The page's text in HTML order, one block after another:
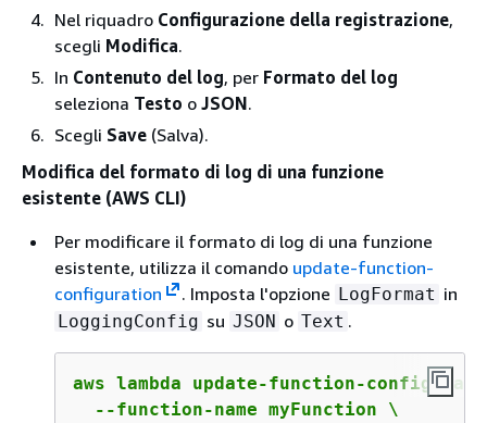
Nel riquadro Configurazione della registrazione,
scegli Modifica.
In Contenuto del log, per Formato del log
seleziona Testo o JSON.
Scegli Save (Salva).
Modifica del formato di log di una funzione
esistente (AWS CLI)
Per modificare il formato di log di una funzione
esistente, utilizza il comando update-function-
configuration
. Imposta l'opzione LogFormat in
LoggingConfig su JSON o Text .
aws lambda update-function-
  --function-name myFunction \